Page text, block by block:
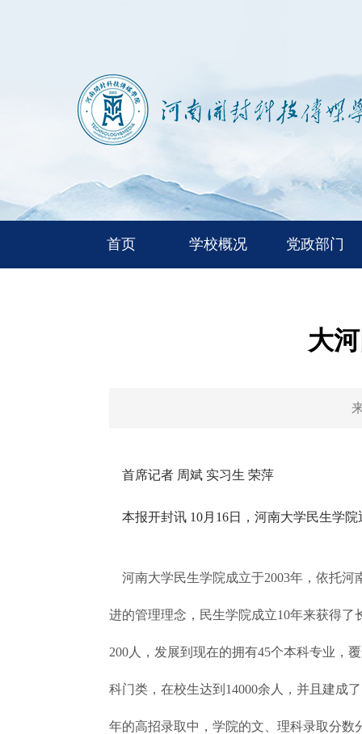
首页 学校概况 党政部门
大
首席记者 周斌 实习生 荣萍
本报开封讯 10月16日，河南大学民生学
河南大学民生学院成立于2003年，依托河
进的管理理念，民生学院成立10年来获得
200人，发展到现在的拥有45个本科专业，
科门类，在校生达到14000余人，并且建成
年的高招录取中，学院的文、理科录取分数